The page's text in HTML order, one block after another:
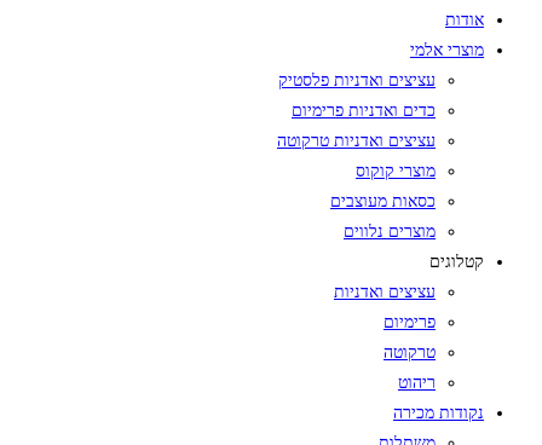
אודות
מוצרי אלמי
עציצים ואדניות פלסטיק
כדים ואדניות פרימיום
עציצים ואדניות טרקוטה
מוצרי קוקוס
כסאות מעוצבים
מוצרים נלווים
קטלוגים
עציצים ואדניות
פרימיום
טרקוטה
ריהוט
נקודות מכירה